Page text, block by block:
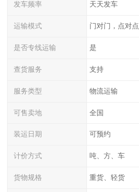
发车频率 天天发车
运输模式 门对门，点对点
是否专线运输 是
查货服务 支持
服务类型 物流运输
可售卖地 全国
装运日期 可预约
计价方式 吨、方、车
货物规格 重货、轻货